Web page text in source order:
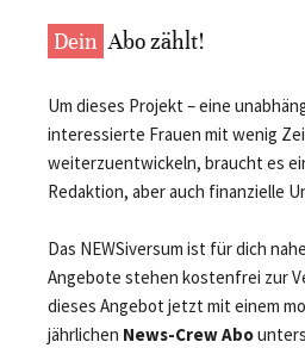
Dein Abo zählt!
Um dieses Projekt – eine
interessierte Frauen mit wenig
weiterzuentwickeln, braucht es
Redaktion, aber auch finanzielle
Das NEWSiversum ist für dich
Angebote stehen kostenfrei zur
dieses Angebot jetzt mit einem
jährlichen News-Crew Abo